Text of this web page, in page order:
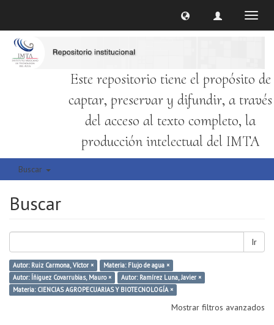
Este repositorio tiene el propósito de
captar, preservar y difundir, a través
del acceso al texto completo, la
producción intelectual del IMTA
Buscar
Buscar
Ir
Autor: Ruiz Carmona, Víctor ×
Materia: Flujo de agua ×
Autor: Íñiguez Covarrubias, Mauro ×
Autor: Ramírez Luna, Javier ×
Materia: CIENCIAS AGROPECUARIAS Y BIOTECNOLOGÍA ×
Mostrar filtros avanzados